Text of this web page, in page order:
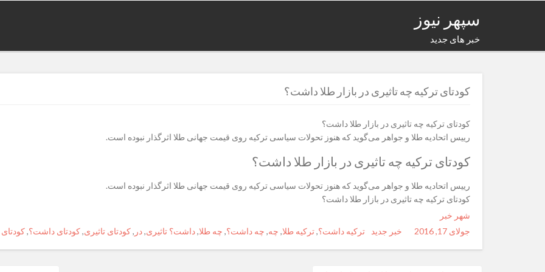
سپهر نیوز
خبر های جدید
کودتای ترکیه چه تاثیری در بازار طلا داشت؟
کودتای ترکیه چه تاثیری در بازار طلا داشت؟
رییس اتحادیه طلا و جواهر می‌گوید که هنوز تحولات سیاسی ترکیه روی قیمت جهانی طلا اثرگذار نبوده است.
کودتای ترکیه چه تاثیری در بازار طلا داشت؟
رییس اتحادیه طلا و جواهر می‌گوید که هنوز تحولات سیاسی ترکیه روی قیمت جهانی طلا اثرگذار نبوده است.
کودتای ترکیه چه تاثیری در بازار طلا داشت؟
شهر خبر
Posted
جولای 17, 2016 Author
Categories
خبر جدید Tags
ترکیه داشت؟,ترکیه طلا, چه, چه داشت؟, چه طلا,داشت؟ تاثیری,در ,کودتای تاثیری,کودتای داشت؟,